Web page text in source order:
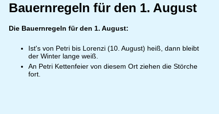
Bauernregeln für den 1. August
Die Bauernregeln für den 1. August:
Ist's von Petri bis Lorenzi (10. August) heiß, dann bleibt
der Winter lange weiß.
An Petri Kettenfeier von diesem Ort ziehen die Störche
fort.